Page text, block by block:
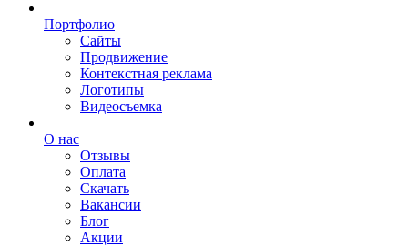
Портфолио
Сайты
Продвижение
Контекстная реклама
Логотипы
Видеосъемка
О нас
Отзывы
Оплата
Скачать
Вакансии
Блог
Акции